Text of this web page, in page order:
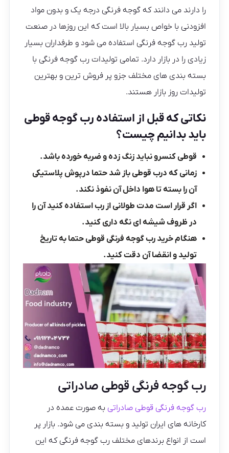
را دارند می دانند که گوجه فرنگی درجه یک و بدون مواد
افزودنی با خواص بسیار بالا است که این روزها در صنعت
تولید رب گوجه فرنگی استفاده می شود و طرفداران بسیار
زیادی را در بازار دارد. تمامی تولیدات رب گوجه فرنگی با
بسته بندی های مختلف جزو پر فروش ترین و بهترین
تولیدات روز بازار هستند.
نکاتی که قبل از استفاده رب گوجه قوطی
باید بدانیم چیست؟
قوطی کنسرو نباید زنگ زده و ضربه خورده باشد.
زمانی که درب قوطی باز شد حتما درپوش پلاستیکی
آن را بسته تا هوا داخل آن نفوذ نکند.
اگر قرار است مدت طولانی از رب استفاده کنید آن را
در ظروف شیشه ای نگه داری کنید.
هنگام خرید رب گوجه فرنگی قوطی حتما به تاریخ
تولید و انقضا آن دقت کنید.
رب گوجه فرنگی قوطی صادراتی
رب گوجه فرنگی قوطی صادراتیبه صورت عمده در
کارخانه های ایران تولید و بسته بندی می شود. بازار پر
است از انواع برندهای مختلف رب گوجه فرنگی که این